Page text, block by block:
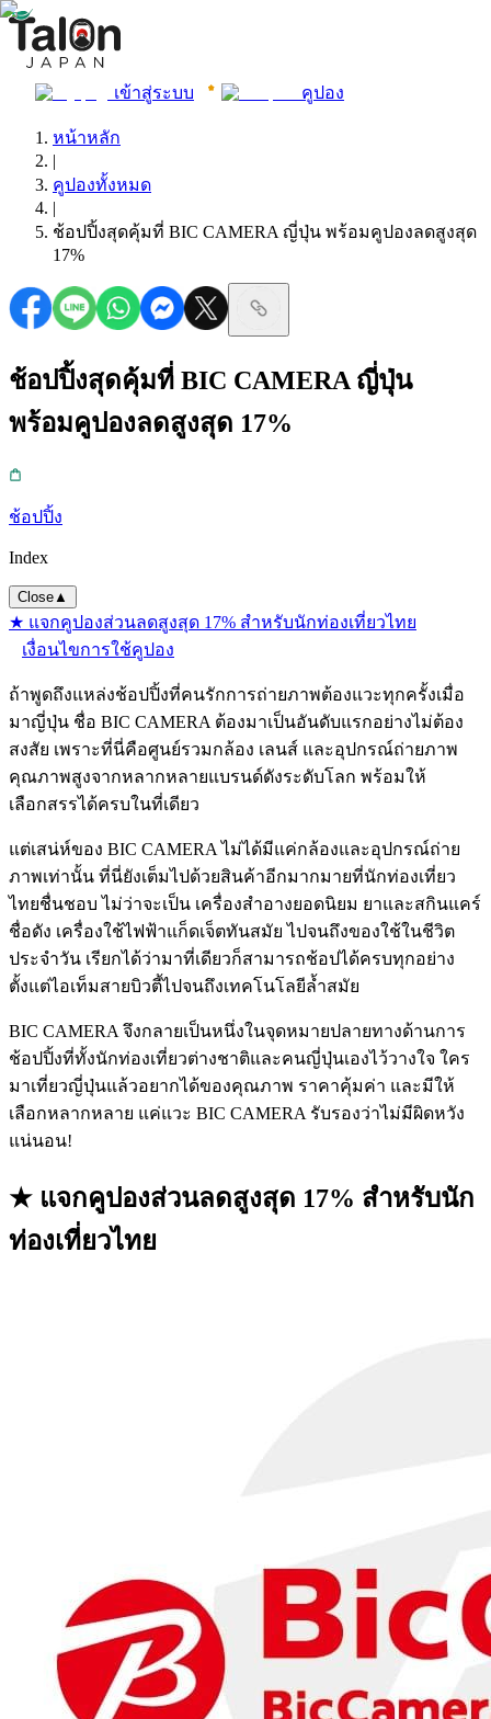
เข้าสู่ระบบ คูปอง
หน้าหลัก
|
คูปองทั้งหมด
|
ช้อปปิ้งสุดคุ้มที่ BIC CAMERA ญี่ปุ่น พร้อมคูปองลดสูงสุด
17%
ช้อปปิ้งสุดคุ้มที่ BIC CAMERA ญี่ปุ่น
พร้อมคูปองลดสูงสุด 17%
ช้อปปิ้ง
Index
Close ▲
★ แจกคูปองส่วนลดสูงสุด 17% สำหรับนักท่องเที่ยวไทย
เงื่อนไขการใช้คูปอง
ถ้าพูดถึงแหล่งช้อปปิ้งที่คนรักการถ่ายภาพต้องแวะทุกครั้งเมื่อ
มาญี่ปุ่น ชื่อ BIC CAMERA ต้องมาเป็นอันดับแรกอย่างไม่ต้อง
สงสัย เพราะที่นี่คือศูนย์รวมกล้อง เลนส์ และอุปกรณ์ถ่ายภาพ
คุณภาพสูงจากหลากหลายแบรนด์ดังระดับโลก พร้อมให้
เลือกสรรได้ครบในที่เดียว
แต่เสน่ห์ของ BIC CAMERA ไม่ได้มีแค่กล้องและอุปกรณ์ถ่าย
ภาพเท่านั้น ที่นี่ยังเต็มไปด้วยสินค้าอีกมากมายที่นักท่องเที่ยว
ไทยชื่นชอบ ไม่ว่าจะเป็น เครื่องสำอางยอดนิยม ยาและสกินแคร์
ชื่อดัง เครื่องใช้ไฟฟ้าแก็ดเจ็ตทันสมัย ไปจนถึงของใช้ในชีวิต
ประจำวัน เรียกได้ว่ามาที่เดียวก็สามารถช้อปได้ครบทุกอย่าง
ตั้งแต่ไอเท็มสายบิวตี้ไปจนถึงเทคโนโลยีล้ำสมัย
BIC CAMERA จึงกลายเป็นหนึ่งในจุดหมายปลายทางด้านการ
ช้อปปิ้งที่ทั้งนักท่องเที่ยวต่างชาติและคนญี่ปุ่นเองไว้วางใจ ใคร
มาเที่ยวญี่ปุ่นแล้วอยากได้ของคุณภาพ ราคาคุ้มค่า และมีให้
เลือกหลากหลาย แค่แวะ BIC CAMERA รับรองว่าไม่มีผิดหวัง
แน่นอน!
★ แจกคูปองส่วนลดสูงสุด 17% สำหรับนัก
ท่องเที่ยวไทย